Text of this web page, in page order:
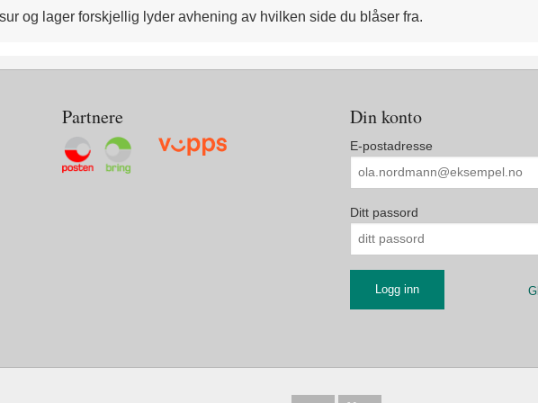
og lager forskjellig lyder avhening av hvilken side du blåser fra.
Partnere Din konto
E-postadresse
Ditt passord